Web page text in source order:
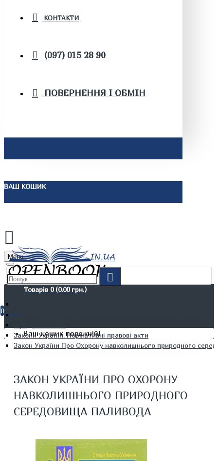
КОНТАКТИ
(097) 015 28 90
ПОВЕРНЕННЯ І ОБМІН
ВАШ КОШИК
Menu
Товарів 0 (0.00 грн.)
0
Ваш кошик порожній!
Не художня література
Закони України. Нормативні правові акти
Закон України Про Охорону навколишнього природного
ЗАКОН УКРАЇНИ ПРО ОХОРОНУ
НАВКОЛИШНЬОГО ПРИРОДНОГО
СЕРЕДОВИЩА ПАЛИВОДА